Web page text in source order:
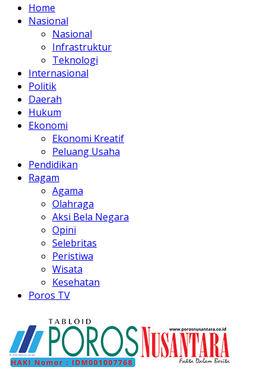
Home
Nasional
Nasional
Infrastruktur
Teknologi
Internasional
Politik
Daerah
Hukum
Ekonomi
Ekonomi Kreatif
Peluang Usaha
Pendidikan
Ragam
Agama
Olahraga
Aksi Bela Negara
Opini
Selebritas
Peristiwa
Wisata
Kesehatan
Poros TV